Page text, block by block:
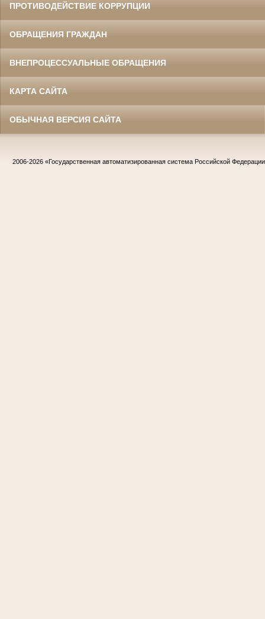
ПРОТИВОДЕЙСТВИЕ КОРРУПЦИИ
ОБРАЩЕНИЯ ГРАЖДАН
ВНЕПРОЦЕССУАЛЬНЫЕ ОБРАЩЕНИЯ
КАРТА САЙТА
ОБЫЧНАЯ ВЕРСИЯ САЙТА
2006-2026 «Государственная автоматизированная система Российской